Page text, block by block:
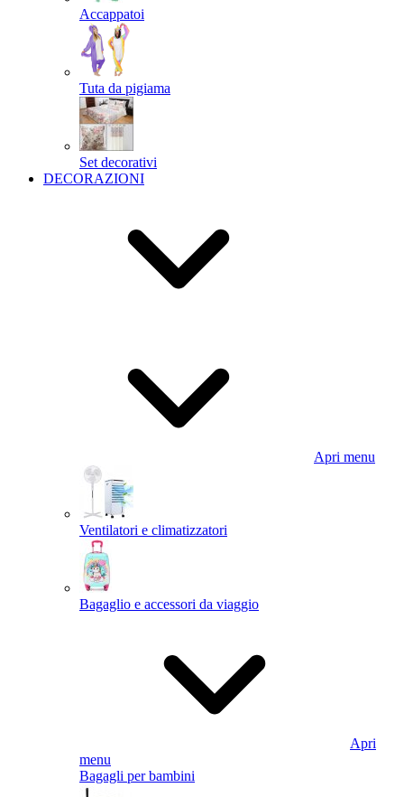
Accappatoi
Tuta da pigiama
Set decorativi
DECORAZIONI
Apri menu
Ventilatori e climatizzatori
Bagaglio e accessori da viaggio
Apri
menu
Bagagli per bambini